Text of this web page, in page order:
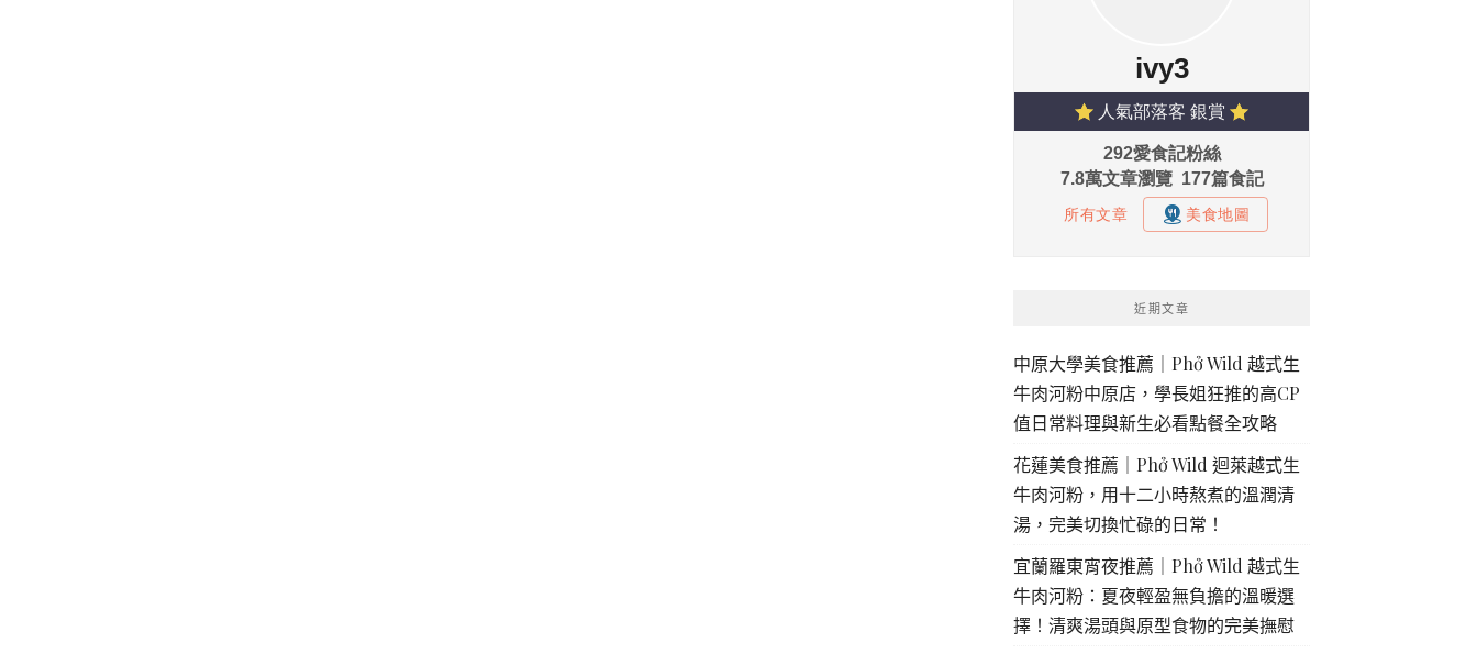
近期文章
中原大學美食推薦｜Phở Wild 越式生
牛肉河粉中原店，學長姐狂推的高CP
值日常料理與新生必看點餐全攻略
花蓮美食推薦｜Phở Wild 迴萊越式生
牛肉河粉，用十二小時熬煮的溫潤清
湯，完美切換忙碌的日常！
宜蘭羅東宵夜推薦｜Phở Wild 越式生
牛肉河粉：夏夜輕盈無負擔的溫暖選
擇！清爽湯頭與原型食物的完美撫慰